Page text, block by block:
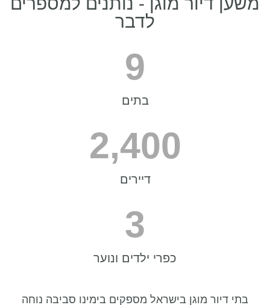
לדבר
9
בתים
2,400
דיירים
3
כפרי ילדים ונוער
בתי דיור מוגן בישראל מספקים בימינו סביבה נוחה